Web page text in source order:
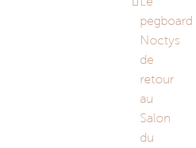
pegboard
Noctys
de
retour
au
Salon
du